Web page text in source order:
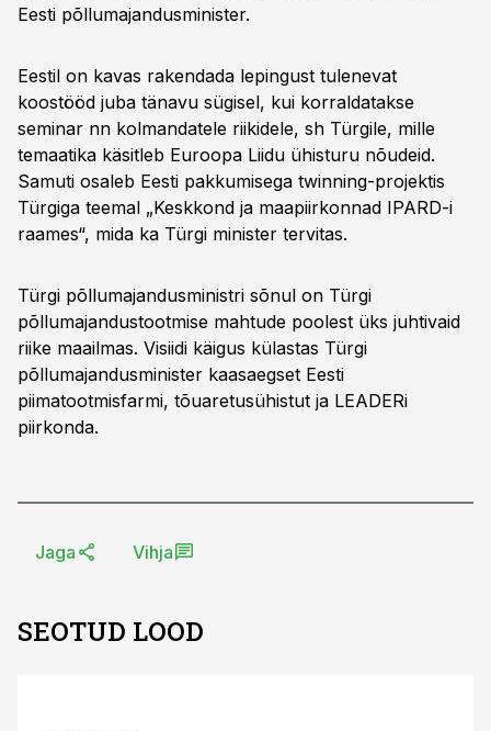
Eesti põllumajandusminister.
Eestil on kavas rakendada lepingust tulenevat
koostööd juba tänavu sügisel, kui korraldatakse
seminar nn kolmandatele riikidele, sh Türgile, mille
temaatika käsitleb Euroopa Liidu ühisturu nõudeid.
Samuti osaleb Eesti pakkumisega twinning-projektis
Türgiga teemal „Keskkond ja maapiirkonnad IPARD-i
raames“, mida ka Türgi minister tervitas.
Türgi põllumajandusministri sõnul on Türgi
põllumajandustootmise mahtude poolest üks juhtivaid
riike maailmas. Visiidi käigus külastas Türgi
põllumajandusminister kaasaegset Eesti
piimatootmisfarmi, tõuaretusühistut ja LEADERi
piirkonda.
Jaga Vihja
SEOTUD LOOD